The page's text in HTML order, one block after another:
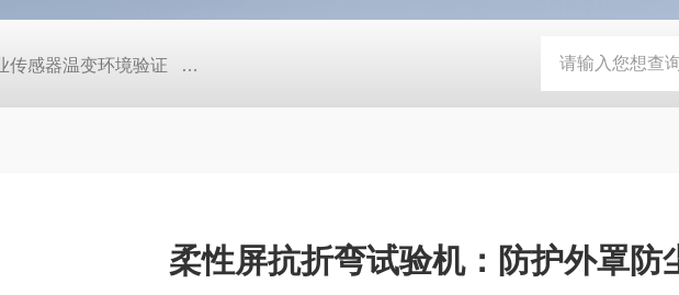
传感器温变环境验证 TEB-600PF快温变高低温实验箱、自动补水功能 SMD-
柔性屏抗折弯试验机：防护外罩防